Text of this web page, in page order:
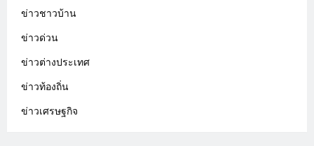
ข่าวชาวบ้าน
ข่าวด่วน
ข่าวต่างประเทศ
ข่าวท้องถิ่น
ข่าวเศรษฐกิจ